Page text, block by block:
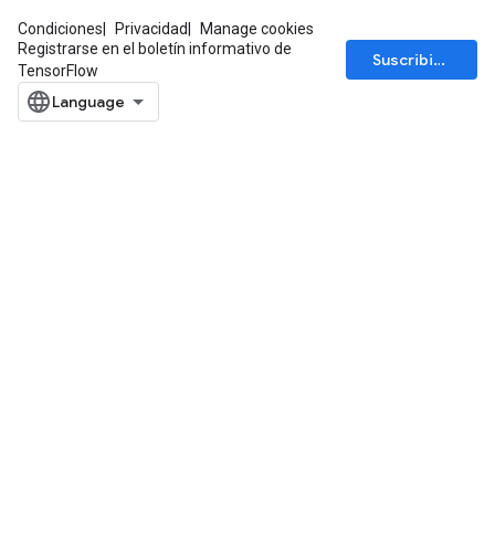
Condiciones Privacidad
Manage cookies
Registrarse en el boletín informativo de
TensorFlow
Suscribirse